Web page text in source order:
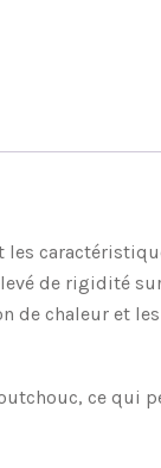
de rigidité
de chaleur et
ce